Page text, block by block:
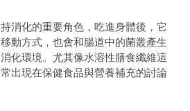
消化的重要角色，吃進身體後，它
動方式，也會和腸道中的菌叢產生
化環境。尤其像水溶性膳食纖維這
出現在保健食品與營養補充的討論